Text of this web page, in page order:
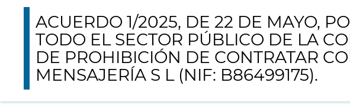
ACUERDO 1/2025, DE 22 DE MAYO,
TODO EL SECTOR PÚBLICO DE LA
DE PROHIBICIÓN DE CONTRATAR
MENSAJERÍA S L (NIF: B86499175).